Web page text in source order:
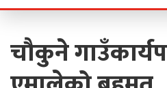
चौकुने